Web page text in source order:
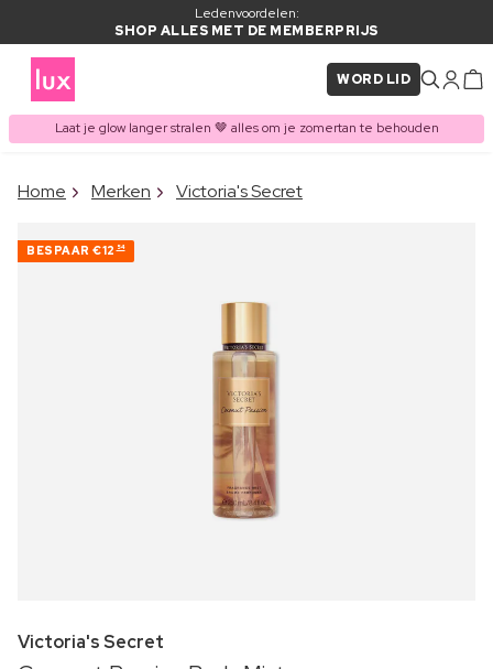
Ledenvoordelen:
SHOP ALLES MET DE MEMBERPRIJS
WORD LID
Laat je glow langer stralen 🤎 alles om je zomertan te behouden
ITEM TOEGEVOEGD AAN
Home Merken Victoria's Secret
BESPAAR €12 54
Victoria's Secret